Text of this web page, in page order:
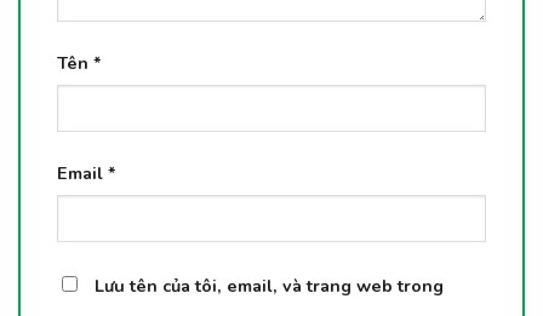
Tên *
Email *
Lưu tên của tôi, email, và trang web trong